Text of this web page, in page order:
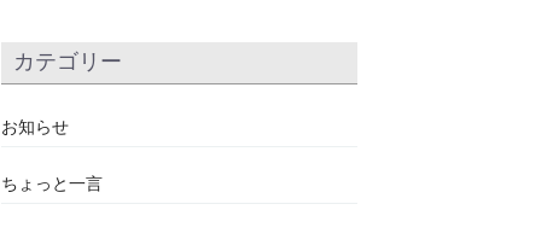
カテゴリー
お知らせ
ちょっと一言